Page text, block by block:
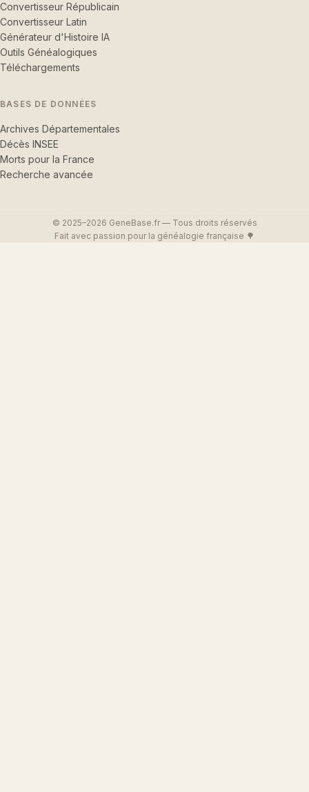
Convertisseur Républicain
Convertisseur Latin
Générateur d'Histoire IA
Outils Généalogiques
Téléchargements
BASES DE DONNÉES
Archives Départementales
Décès INSEE
Morts pour la France
Recherche avancée
© 2025–2026 GeneBase.fr — Tous droits réservés
Fait avec passion pour la généalogie française 🌳